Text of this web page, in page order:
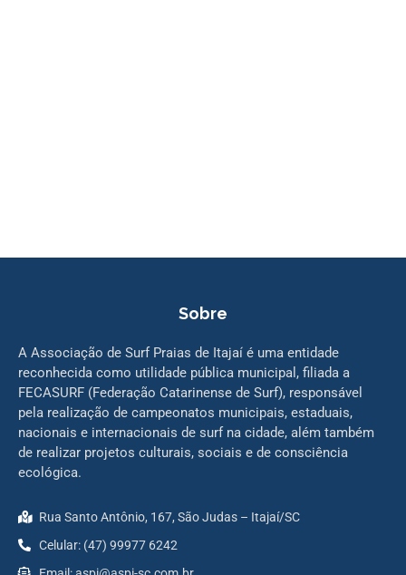
Sobre
A Associação de Surf Praias de Itajaí é uma entidade
reconhecida como utilidade pública municipal, filiada a
FECASURF (Federação Catarinense de Surf), responsável
pela realização de campeonatos municipais, estaduais,
nacionais e internacionais de surf na cidade, além também
de realizar projetos culturais, sociais e de consciência
ecológica.
Rua Santo Antônio, 167, São Judas – Itajaí/SC
Celular: (47) 99977 6242